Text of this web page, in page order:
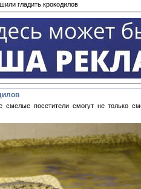
гладить крокодилов
посетители смогут не только